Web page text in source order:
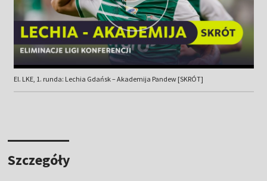
El. LKE, 1. runda: Lechia Gdańsk – Akademija Pandew [SKRÓT]
Szczegóły